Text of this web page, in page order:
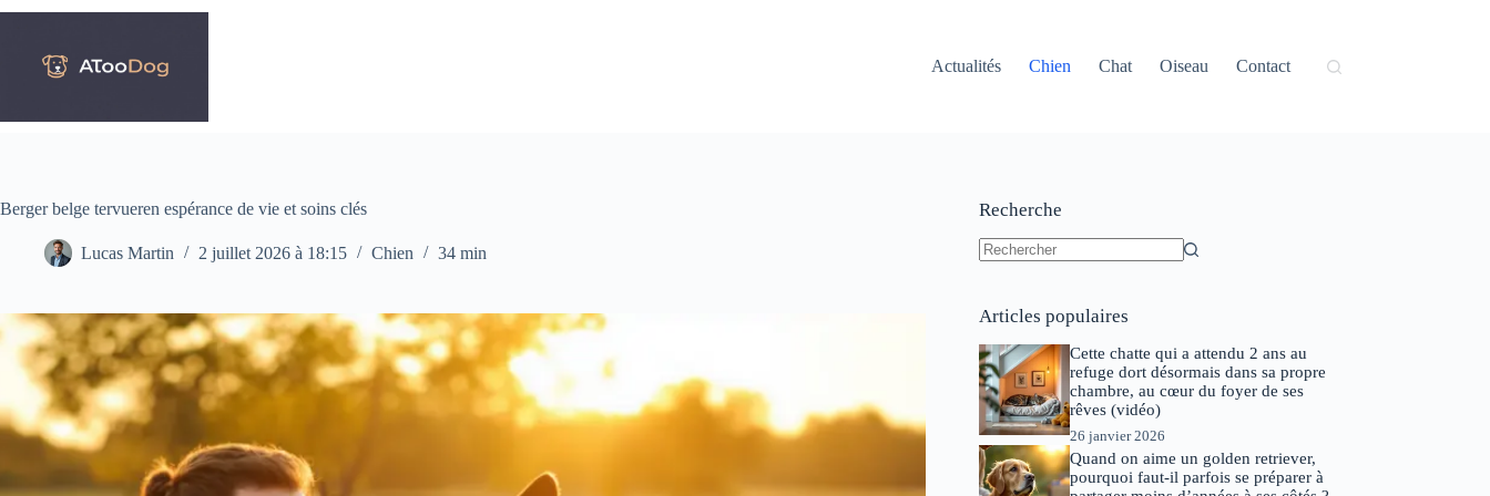
Passer
Actualités
Chien Chat Oiseau Contact
Berger belge tervueren espérance de vie et soins clés
Lucas Martin 2 juillet 2026 à 18:15 Chien 34 min
Recherche
Articles populaires
Cette chatte qui a attendu 2 ans au
refuge dort désormais dans sa propre
chambre, au cœur du foyer de ses
rêves (vidéo)
26 janvier 2026
Quand on aime un golden retriever,
pourquoi faut-il parfois se préparer à